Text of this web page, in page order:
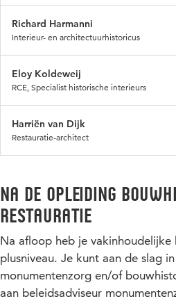
LinkedIn
Richard Harmanni
Interieur- en architectuurhistoricus
Eloy Koldeweij
RCE, Specialist historische interieurs
LinkedIn
Harriën van Dijk
Restauratie-architect
Na de opleiding
Restauratie
Na afloop heb je vakinhoudelijke
plusniveau. Je kunt aan de slag
monumentenzorg en/of
aan beleidsadviseur